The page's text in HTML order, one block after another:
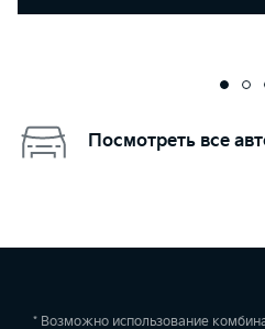
Посмотреть все
* Возможно использование